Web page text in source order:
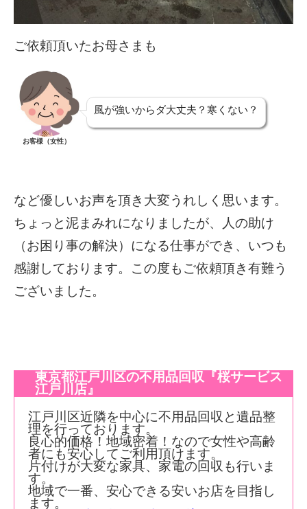
ご依頼頂いたお母さまも
お客様（女性）
風が強いからダ大丈夫？寒くない？
など優しいお声を頂き大変うれしく思います。
ちょっと泥まみれになりましたが、人の助け
（お困り事の解決）になる仕事ができ、いつも
感謝しております。この度もご依頼頂き有難う
ございました。
東京都江戸川区の不用品回収『桜サービス
江戸川店』
江戸川区近隣を中心に不用品回収と遺品整
理を行っております。
良心的価格！地域密着！なので女性や高齢
者にも安心してご利用頂けます。
片付けが大変な家具、家電の回収も行いま
す。
地域で一番、安心できる安いお店を目指し
ます。